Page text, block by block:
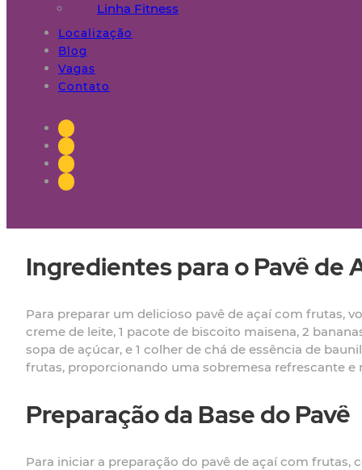
Linha Fitness
Localização
Blog
Vagas
Contato
Ingredientes para o Pavê de
Para preparar um delicioso pavê de açaí com frutas,
creme de leite, 1 pacote de biscoito maisena, 2
sopa de açúcar, e 1 colher de chá de essência de
frutas, proporcionando uma sobremesa refrescante e
Preparação da Base do Pavê
Para iniciar a preparação do pavê de açaí com